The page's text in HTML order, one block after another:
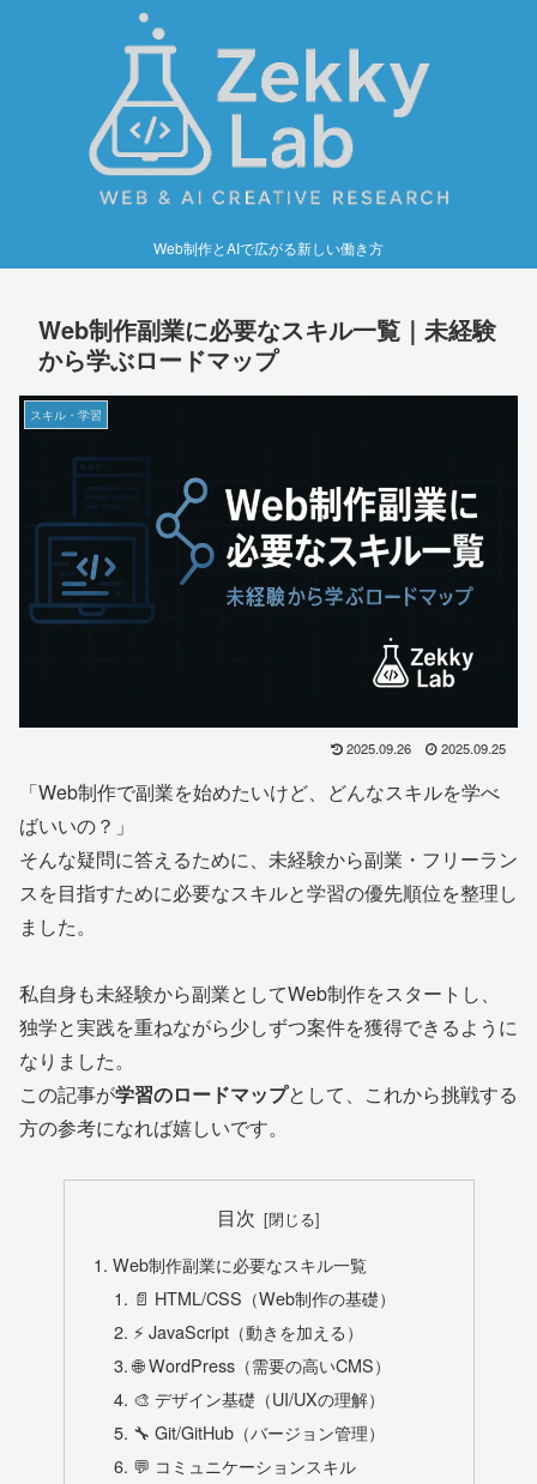
Web制作とAIで広がる新しい働き方
Web制作副業に必要なスキル一覧｜未経験
から学ぶロードマップ
スキル・学習
2025.09.26 2025.09.25
「Web制作で副業を始めたいけど、どんなスキルを学べ
ばいいの？」
そんな疑問に答えるために、未経験から副業・フリーラン
スを目指すために必要なスキルと学習の優先順位を整理し
ました。
私自身も未経験から副業としてWeb制作をスタートし、
独学と実践を重ねながら少しずつ案件を獲得できるように
なりました。
この記事が学習のロードマップとして、これから挑戦する
方の参考になれば嬉しいです。
目次
Web制作副業に必要なスキル一覧
📄 HTML/CSS（Web制作の基礎）
⚡ JavaScript（動きを加える）
🌐 WordPress（需要の高いCMS）
🎨 デザイン基礎（UI/UXの理解）
🔧 Git/GitHub（バージョン管理）
💬 コミュニケーションスキル